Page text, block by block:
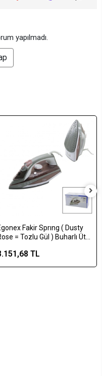
yapılmadı.
Fakir Sprıng ( Dusty
= Tozlu Gül ) Buharlı Ütü
120gr)*6
TL